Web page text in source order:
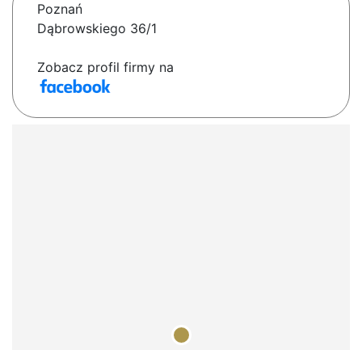
Poznań
Dąbrowskiego 36/1
Zobacz profil firmy na